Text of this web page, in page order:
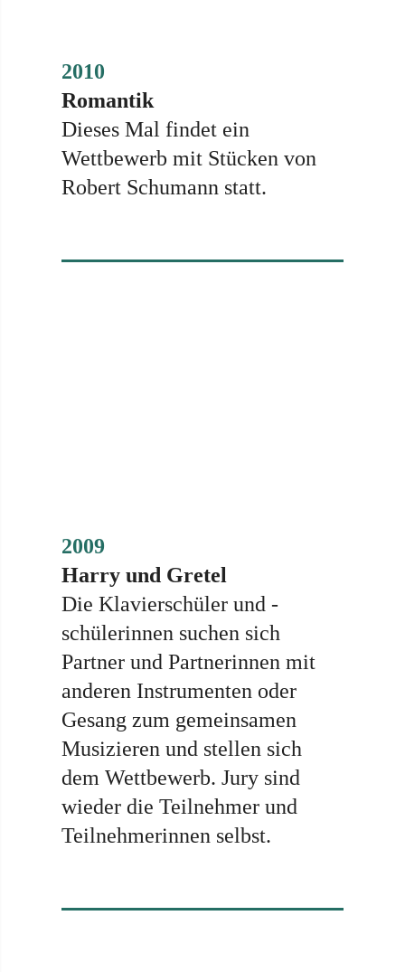
2010
Romantik
Dieses Mal findet ein
Wettbewerb mit Stücken von
Robert Schumann statt.
2009
Harry und Gretel
Die Klavierschüler und -
schülerinnen suchen sich
Partner und Partnerinnen mit
anderen Instrumenten oder
Gesang zum gemeinsamen
Musizieren und stellen sich
dem Wettbewerb. Jury sind
wieder die Teilnehmer und
Teilnehmerinnen selbst.